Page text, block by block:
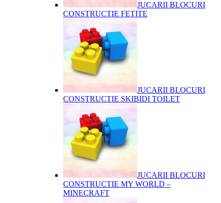
JUCARII BLOCURI
CONSTRUCTIE FETITE
JUCARII BLOCURI
CONSTRUCTIE SKIBIDI TOILET
JUCARII BLOCURI
CONSTRUCTIE MY WORLD –
MINECRAFT